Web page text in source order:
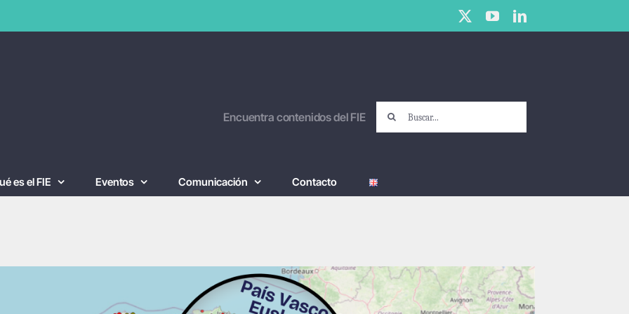
X YouTubeLinkedIn
Encuentra contenidos del FIE
es el FIE Eventos Comunicación Contacto